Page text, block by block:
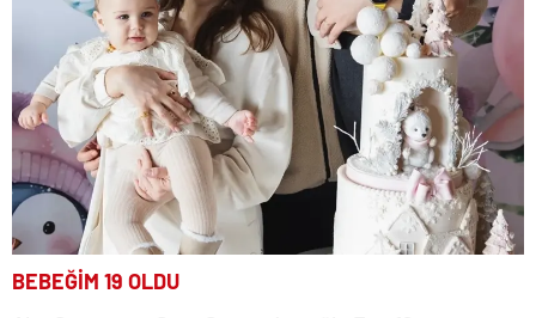
BEBEĞİM 19 OLDU